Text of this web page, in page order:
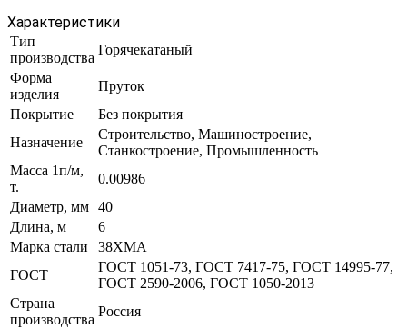
Характеристики
Тип
производства
Горячекатаный
Форма
изделия
Пруток
Покрытие
Без покрытия
Назначение
Строительство, Машиностроение,
Станкостроение, Промышленность
Масса 1п/м,
т.
0.00986
Диаметр, мм 40
Длина, м
6
Марка стали
38ХМА
ГОСТ
ГОСТ 1051-73, ГОСТ 7417-75, ГОСТ 14995-77,
ГОСТ 2590-2006, ГОСТ 1050-2013
Страна
производства
Россия